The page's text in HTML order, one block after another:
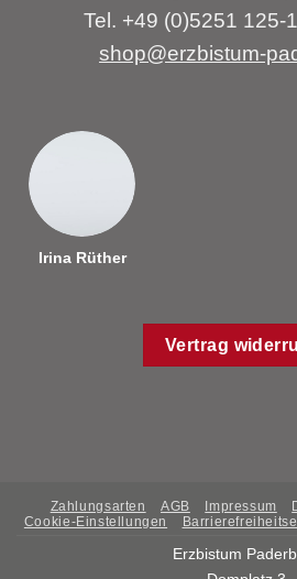
Tel. +49 (0)5251 125-
shop@erzbistum-
Irina Rüther
Vertrag
Zahlungsarten AGB Impressum
Cookie-Einstellungen
Erzbistum